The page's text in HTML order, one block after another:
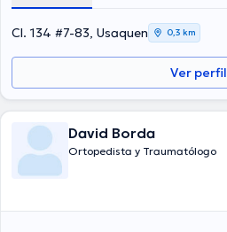
Cl. 134 #7-83, Usaquen 0,3 km
Ver perfil
David Borda
Ortopedista y Traumatólogo